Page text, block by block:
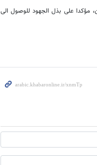
مؤكدا على بذل الجهود للوصول الى